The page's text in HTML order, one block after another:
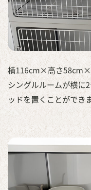
横116cm×高さ
シングルルームが横に
ッドを置くことができ